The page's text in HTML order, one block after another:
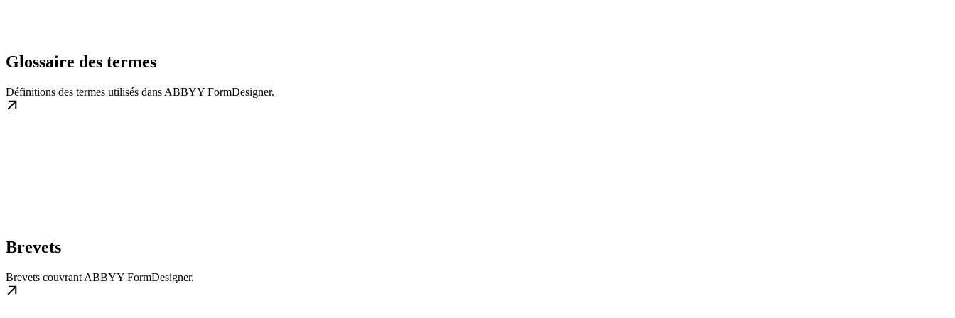
Glossaire des termes
Définitions des termes utilisés dans ABBYY FormDesigner.
Brevets
Brevets couvrant ABBYY FormDesigner.